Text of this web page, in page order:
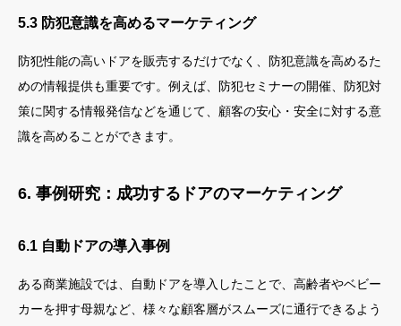
5.3 防犯意識を高めるマーケティング
防犯性能の高いドアを販売するだけでなく、防犯意識を高めるた
めの情報提供も重要です。例えば、防犯セミナーの開催、防犯対
策に関する情報発信などを通じて、顧客の安心・安全に対する意
識を高めることができます。
6. 事例研究：成功するドアのマーケティング
6.1 自動ドアの導入事例
ある商業施設では、自動ドアを導入したことで、高齢者やベビー
カーを押す母親など、様々な顧客層がスムーズに通行できるよう